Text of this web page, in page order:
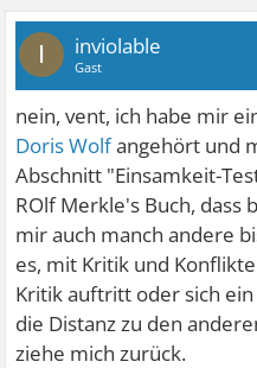
I inviolable
Gast
nein, vent, ich habe mir
Doris Wolfangehört und
Abschnitt "Einsamkeit-
ROlf Merkle's Buch, dass
mir auch manch andere
es, mit Kritik und
Kritik auftritt oder sich
die Distanz zu den
ziehe mich zurück.